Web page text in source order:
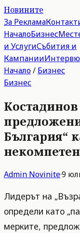
Новините
За Реклама
НачалоБизнес
и УслугиСъбития и
Кампании
Начало/ Бизнес
Бизнес
България“
Admin Novinite·9
Лидерът на
определи като
мерките,